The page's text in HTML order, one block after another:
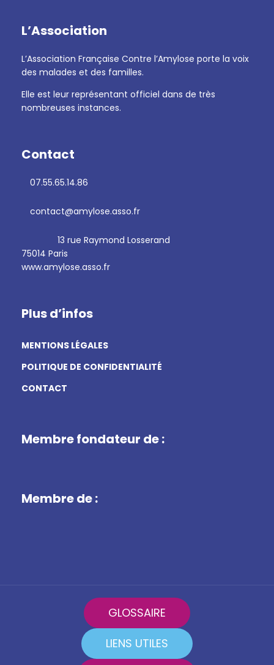
L’Association
L’Association Française Contre l’Amylose porte la voix
des malades et des familles.
Elle est leur représentant officiel dans de très
nombreuses instances.
Contact
07.55.65.14.86
contact@amylose.asso.fr
13 rue Raymond Losserand
75014 Paris
www.amylose.asso.fr
Plus d’infos
MENTIONS LÉGALES
POLITIQUE DE CONFIDENTIALITÉ
CONTACT
Membre fondateur de :
Membre de :
GLOSSAIRE
LIENS UTILES